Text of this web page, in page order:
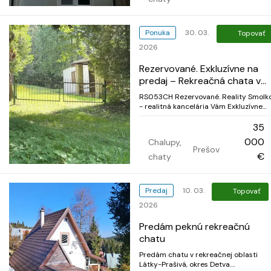
Ponuka
30. 03.
2026
Topovať
Rezervované. Exkluzívne na
predaj – Rekreačná chata v
ruskej novej
RS053CH Rezervované. Reality Smolko
- realitná kancelária Vám Exkluzívne
rekreačnú chatu v malebnej chatovej
historického Zbojníckeho hradu. Popis
nehnuteľnosti: Poloha: Práve v srd...
Chalupy,
chaty
Prešov
35
000
€
Predaj
10. 03.
2026
Topovať
Predám peknú rekreačnú
chatu
Predám chatu v rekreačnej oblasti
Látky-Prašivá, okres Detva.